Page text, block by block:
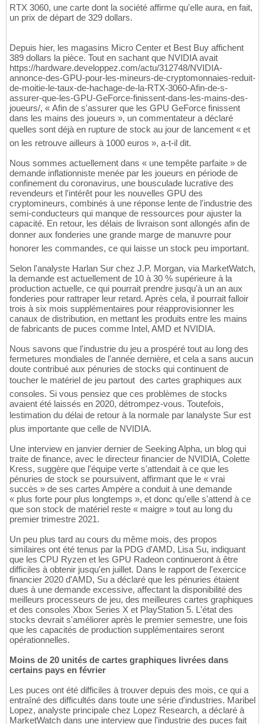
RTX 3060, une carte dont la société affirme qu'elle aura, en fait,
un prix de départ de 329 dollars.
Depuis hier, les magasins Micro Center et Best Buy affichent
389 dollars la pièce. Tout en sachant que NVIDIA avait
https://hardware.developpez.com/actu/312748/NVIDIA-
annonce-des-GPU-pour-les-mineurs-de-cryptomonnaies-reduit-
de-moitie-le-taux-de-hachage-de-la-RTX-3060-Afin-de-s-
assurer-que-les-GPU-GeForce-finissent-dans-les-mains-des-
joueurs/, « Afin de s'assurer que les GPU GeForce finissent
dans les mains des joueurs », un commentateur a déclaré
quelles sont déjà en rupture de stock au jour de lancement « et
on les retrouve ailleurs à 1000 euros », a-t-il dit.
Nous sommes actuellement dans « une tempête parfaite » de
demande inflationniste menée par les joueurs en période de
confinement du coronavirus, une bousculade lucrative des
revendeurs et l'intérêt pour les nouvelles GPU des
cryptomineurs, combinés à une réponse lente de l'industrie des
semi-conducteurs qui manque de ressources pour ajuster la
capacité. En retour, les délais de livraison sont allongés afin de
donner aux fonderies une grande marge de manuvre pour
honorer les commandes, ce qui laisse un stock peu important.
Selon l'analyste Harlan Sur chez J.P. Morgan, via MarketWatch,
la demande est actuellement de 10 à 30 % supérieure à la
production actuelle, ce qui pourrait prendre jusqu'à un an aux
fonderies pour rattraper leur retard. Après cela, il pourrait falloir
trois à six mois supplémentaires pour réapprovisionner les
canaux de distribution, en mettant les produits entre les mains
de fabricants de puces comme Intel, AMD et NVIDIA.
Nous savons que l'industrie du jeu a prospéré tout au long des
fermetures mondiales de l'année dernière, et cela a sans aucun
doute contribué aux pénuries de stocks qui continuent de
toucher le matériel de jeu partout  des cartes graphiques aux
consoles. Si vous pensiez que ces problèmes de stocks
avaient été laissés en 2020, détrompez-vous. Toutefois,
lestimation du délai de retour à la normale par lanalyste Sur est
plus importante que celle de NVIDIA.
Une interview en janvier dernier de Seeking Alpha, un blog qui
traite de finance, avec le directeur financier de NVIDIA, Colette
Kress, suggère que l'équipe verte s'attendait à ce que les
pénuries de stock se poursuivent, affirmant que le « vrai
succès » de ses cartes Ampère a conduit à une demande
« plus forte pour plus longtemps », et donc qu'elle s'attend à ce
que son stock de matériel reste « maigre » tout au long du
premier trimestre 2021.
Un peu plus tard au cours du même mois, des propos
similaires ont été tenus par la PDG d'AMD, Lisa Su, indiquant
que les CPU Ryzen et les GPU Radeon continueront à être
difficiles à obtenir jusqu'en juillet. Dans le rapport de l'exercice
financier 2020 d'AMD, Su a déclaré que les pénuries étaient
dues à une demande excessive, affectant la disponibilité des
meilleurs processeurs de jeu, des meilleures cartes graphiques
et des consoles Xbox Series X et PlayStation 5. L'état des
stocks devrait s'améliorer après le premier semestre, une fois
que les capacités de production supplémentaires seront
opérationnelles.
Moins de 20 unités de cartes graphiques livrées dans
certains pays en février
Les puces ont été difficiles à trouver depuis des mois, ce qui a
entraîné des difficultés dans toute une série d'industries. Maribel
Lopez, analyste principale chez Lopez Research, a déclaré à
MarketWatch dans une interview que l'industrie des puces fait